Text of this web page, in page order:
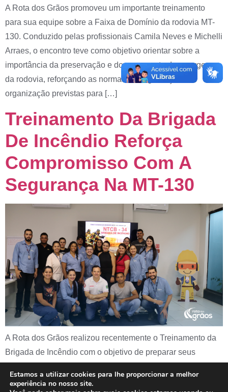
A Rota dos Grãos promoveu um importante treinamento
para sua equipe sobre a Faixa de Domínio da rodovia MT-
130. Conduzido pelas profissionais Camila Neves e Michelli
Arraes, o encontro teve como objetivo orientar sobre a
importância da preservação e do uso correto das margens
da rodovia, reforçando as normas de segurança e
organização previstas para […]
Treinamento Da Brigada
De Incêndio Reforça
Compromisso Com A
Segurança Na MT-130
A Rota dos Grãos realizou recentemente o Treinamento da
Brigada de Incêndio com o objetivo de preparar seus
cultura da prevenção na rodovia MT-130. O treinamento
Estamos a utilizar cookies para lhe proporcionar a melhor
experiência no nosso site.